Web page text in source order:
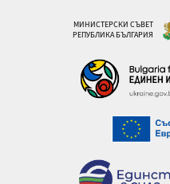
МИНИСТЕРСКИ СЪВЕТ
РЕПУБЛИКА БЪЛГАРИЯ